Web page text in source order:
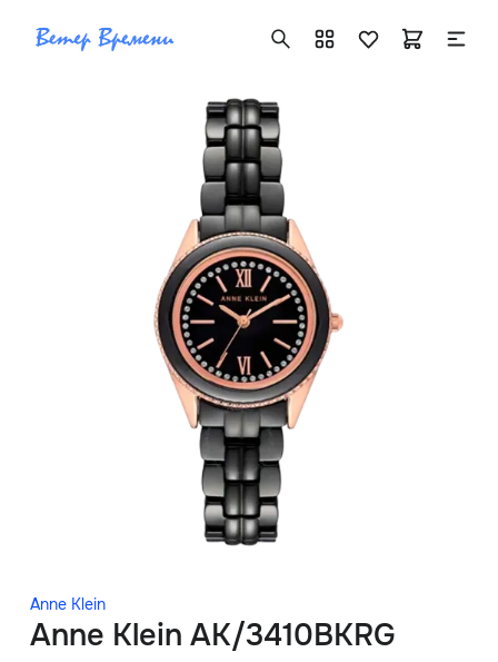
Anne Klein
Anne Klein AK/3410BKRG
info@vetervremeni.kz
Авторизация
Каталог
Мужские часы
Женские часы
Скидки